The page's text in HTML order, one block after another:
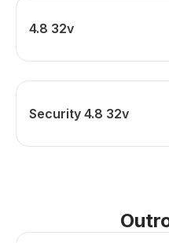
4.8 32v
Security 4.8 32v